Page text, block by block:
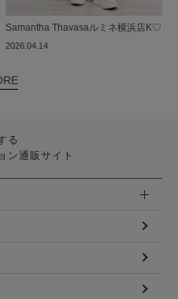
2026.04.14
Samantha Thavasaルミネ横浜店K♡
る
ン通販サイト